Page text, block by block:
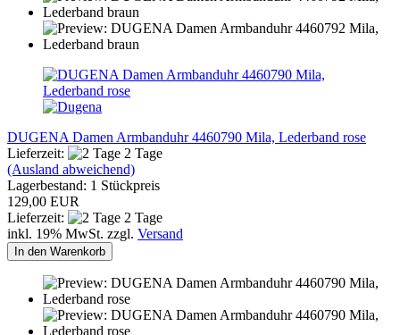
DUGENA Damen Armbanduhr 4460790 Mila, Lederband rose
Lieferzeit:
2 Tage
(Ausland abweichend)
Lagerbestand: 1 Stückpreis
129,00 EUR
Lieferzeit:
2 Tage
inkl. 19% MwSt. zzgl. Versand
In den Warenkorb